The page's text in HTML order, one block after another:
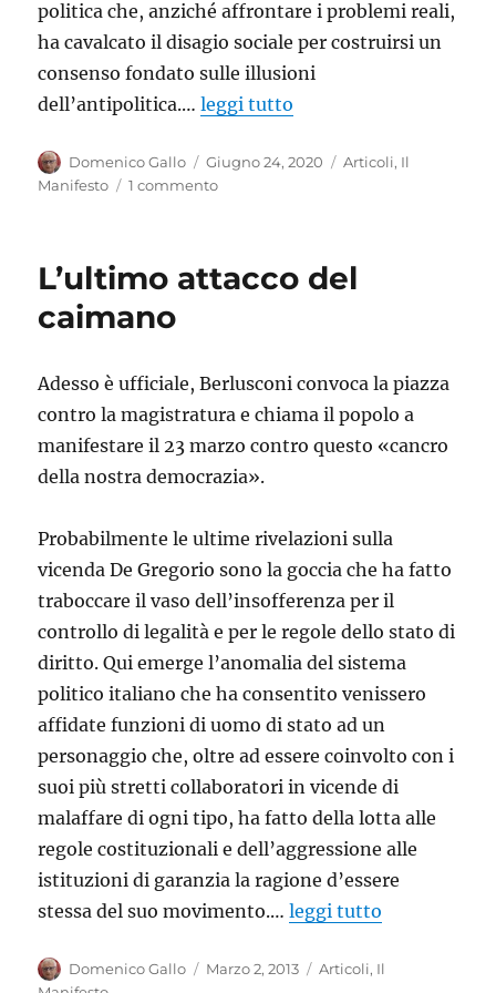
politica che, anziché affrontare i problemi reali,
ha cavalcato il disagio sociale per costruirsi un
consenso fondato sulle illusioni
dell’antipolitica.…leggi tutto
Autore
Domenico Gallo
Pubblicato
il
Giugno 24, 2020 Categorie
Articoli, Il
Manifesto
1 commentosu
alla
L’ultimo attacco del
caimano
Adesso è ufficiale, Berlusconi convoca la piazza
contro la magistratura e chiama il popolo a
manifestare il 23 marzo contro questo «cancro
della nostra democrazia».
Probabilmente le ultime rivelazioni sulla
vicenda De Gregorio sono la goccia che ha fatto
traboccare il vaso dell’insofferenza per il
controllo di legalità e per le regole dello stato di
diritto. Qui emerge l’anomalia del sistema
politico italiano che ha consentito venissero
affidate funzioni di uomo di stato ad un
personaggio che, oltre ad essere coinvolto con i
suoi più stretti collaboratori in vicende di
malaffare di ogni tipo, ha fatto della lotta alle
regole costituzionali e dell’aggressione alle
istituzioni di garanzia la ragione d’essere
stessa del suo movimento.…leggi tutto
Autore
Domenico Gallo
Pubblicato
Marzo 2, 2013 Categorie
Articoli, Il